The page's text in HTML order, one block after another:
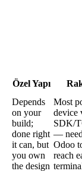
Özel Yapı
Depends
on your
build;
done right
it can, but
you own
the design
Most
device
SDK/
—
Odoo
reach